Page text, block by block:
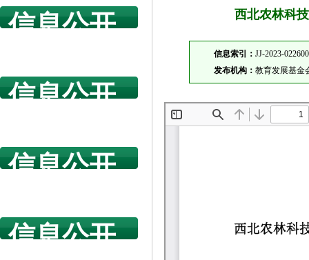
信息公开
信息公开
信息公开
信息公开
西北农林科
信息索引：JJ-2023-
发布机构：教育发展基金